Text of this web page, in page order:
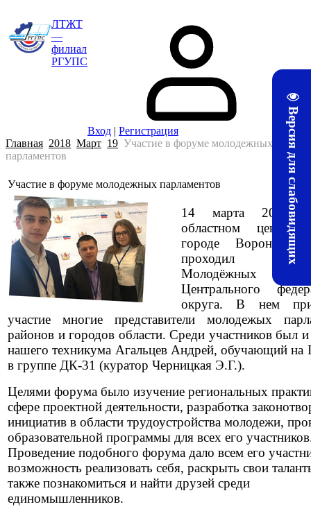
Версия для слабовидящих
ЛТЖТ
—
филиал
РГУПС
Вход | Регистрация
Главная 2018 Март 19 Участие в форуме молодежных
парламентов
Участие в форуме молодежных парламентов
14 марта 2018
областном центре
городе Воронеже
проходил
Молодёжных
Центрального
округа. В нем
участие многие представители молодежых
районов и городов области. Среди участников был и
нашего техникума Агальцев Андрей, обучающий на
в группе ДК-31 (куратор Черницкая Э.Г.).
Целями форума было изучение региональных
сфере проектной деятельности, разработка
инициатив в области трудоустройства молодежи,
образовательной программы для всех его
Проведение подобного форума дало всем его
возможность реализовать себя, раскрыть свои
также познакомиться и найти друзей среди
единомышленников.